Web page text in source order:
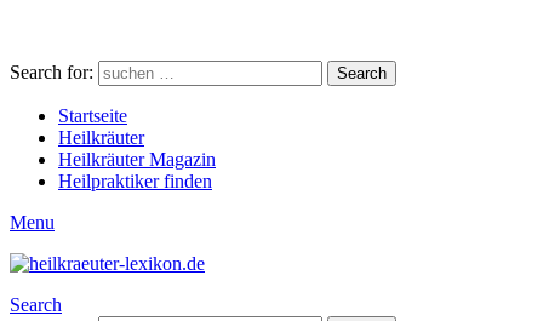
Search for: Search
Startseite
Heilkräuter
Heilkräuter Magazin
Heilpraktiker finden
Menu
Search